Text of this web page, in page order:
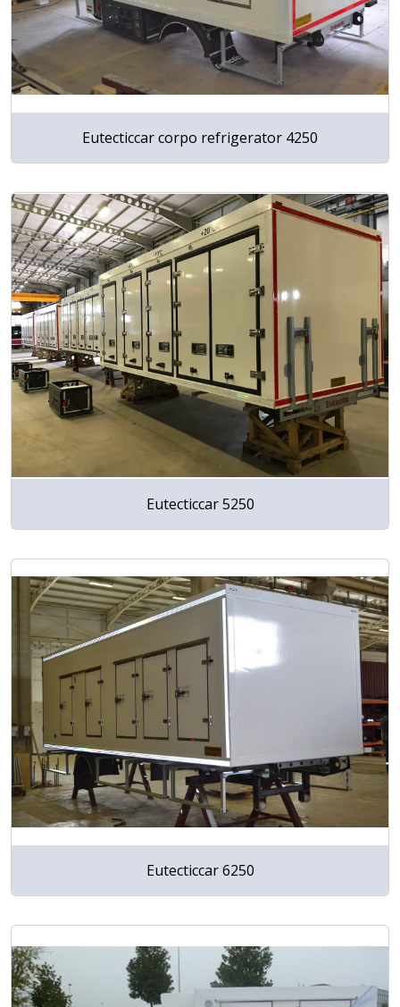
Eutecticcar corpo refrigerator 4250
Eutecticcar 5250
Eutecticcar 6250